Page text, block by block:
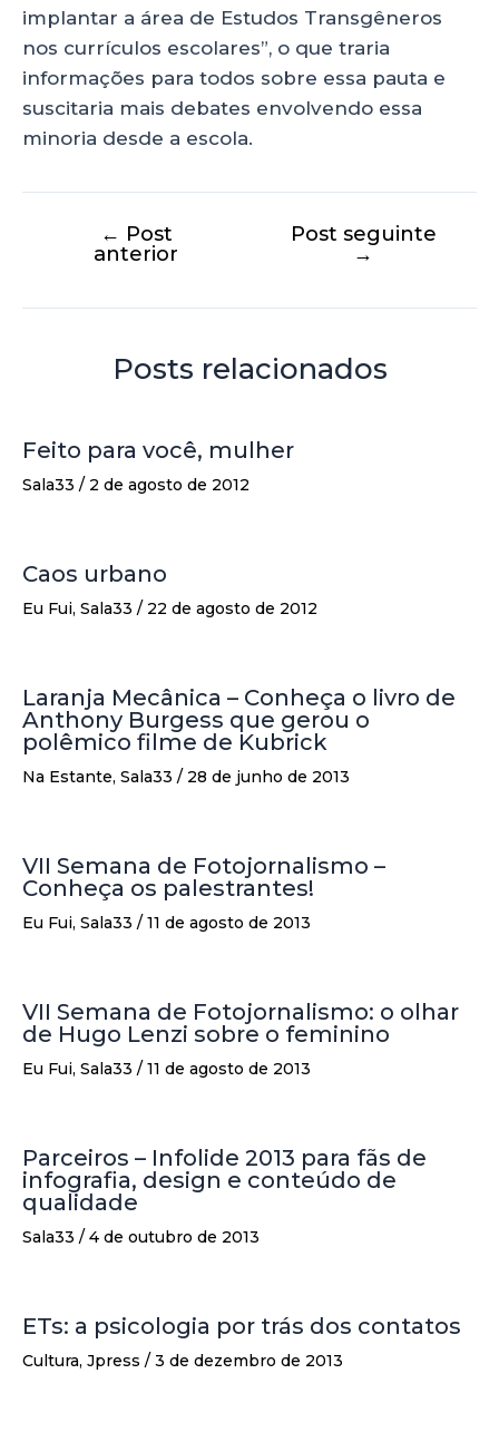
implantar a área de Estudos Transgêneros
nos currículos escolares”, o que traria
informações para todos sobre essa pauta e
suscitaria mais debates envolvendo essa
minoria desde a escola.
← Post
anterior
Post seguinte
→
Posts relacionados
Feito para você, mulher
Sala33 / 2 de agosto de 2012
Caos urbano
Eu Fui, Sala33 / 22 de agosto de 2012
Laranja Mecânica – Conheça o livro de
Anthony Burgess que gerou o
polêmico filme de Kubrick
Na Estante, Sala33 / 28 de junho de 2013
VII Semana de Fotojornalismo –
Conheça os palestrantes!
Eu Fui, Sala33 / 11 de agosto de 2013
VII Semana de Fotojornalismo: o olhar
de Hugo Lenzi sobre o feminino
Eu Fui, Sala33 / 11 de agosto de 2013
Parceiros – Infolide 2013 para fãs de
infografia, design e conteúdo de
qualidade
Sala33 / 4 de outubro de 2013
ETs: a psicologia por trás dos contatos
Cultura, Jpress / 3 de dezembro de 2013